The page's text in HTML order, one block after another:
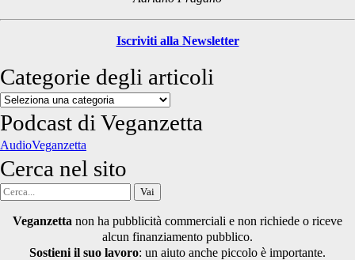
Iscriviti alla Newsletter
Categorie degli articoli
Categorie
degli
articoli
Podcast di Veganzetta
AudioVeganzetta
Cerca nel sito
Cerca
Veganzetta non ha pubblicità commerciali e non richiede o riceve
alcun finanziamento pubblico.
Sostieni il suo lavoro: un aiuto anche piccolo è importante.